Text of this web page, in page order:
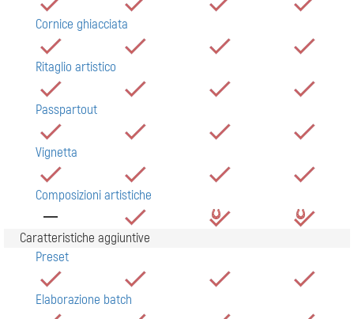
Cornice ghiacciata
Ritaglio artistico
Passpartout
Vignetta
Composizioni artistiche
Caratteristiche aggiuntive
Preset
Elaborazione batch